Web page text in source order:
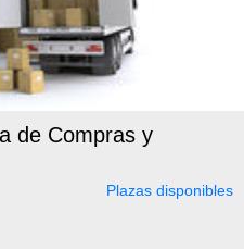
de Compras y
Plazas disponibles